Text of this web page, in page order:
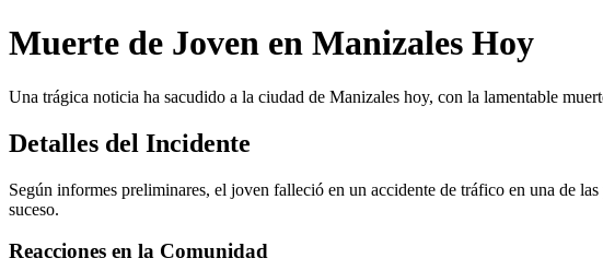
Muerte de Joven en Manizales Hoy
Una trágica noticia ha sacudido a la ciudad de Manizales hoy, con la lamentable
Detalles del Incidente
Según informes preliminares, el joven falleció en un accidente de tráfico en una de
suceso.
Reacciones en la Comunidad